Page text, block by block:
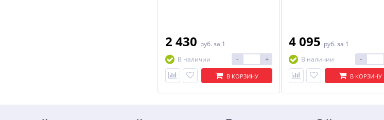
2 430 руб. за 1
В наличии
- +
В КОРЗИНУ
4 095 руб. за 1
В наличии
-
В КОРЗИНУ